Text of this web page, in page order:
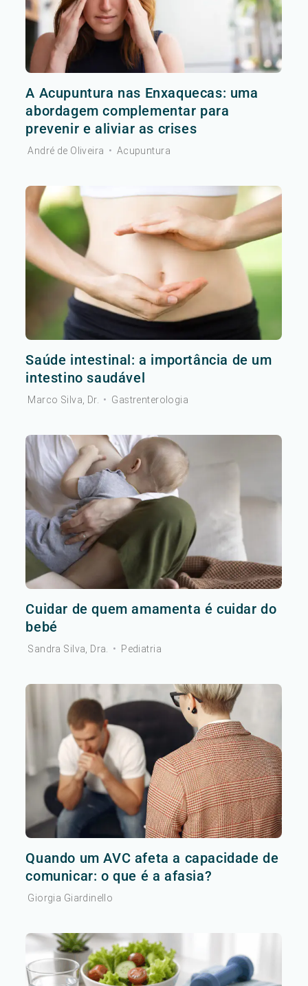
A Acupuntura nas Enxaquecas: uma
abordagem complementar para
prevenir e aliviar as crises
André de Oliveira • Acupuntura
Saúde intestinal: a importância de um
intestino saudável
Marco Silva, Dr. • Gastrenterologia
Cuidar de quem amamenta é cuidar do
bebé
Sandra Silva, Dra. • Pediatria
Quando um AVC afeta a capacidade de
comunicar: o que é a afasia?
Giorgia Giardinello